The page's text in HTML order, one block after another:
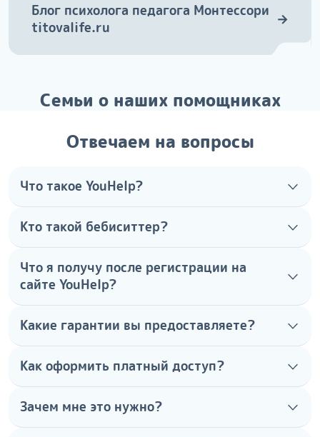
Блог психолога педагога Монтессори
titovalife.ru
→
Семьи о наших помощниках
Отвечаем на вопросы
Что такое YouHelp?
Кто такой бебиситтер?
Что я получу после регистрации на
сайте YouHelp?
Какие гарантии вы предоставляете?
Как оформить платный доступ?
Зачем мне это нужно?